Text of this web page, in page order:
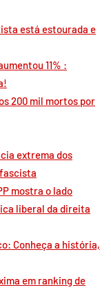
está estourada e
11% :
200 mil mortos por
extrema dos
mostra o lado
liberal da direita
Conheça a história,
em ranking de